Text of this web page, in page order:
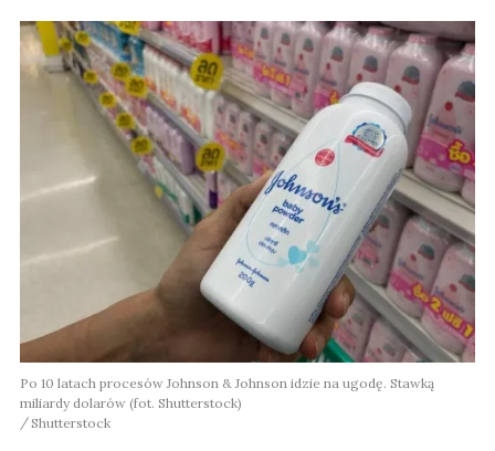
Po 10 latach procesów Johnson & Johnson idzie na ugodę. Stawką
miliardy dolarów (fot. Shutterstock)
Shutterstock